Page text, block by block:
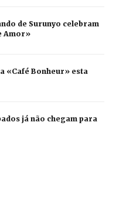
de Surunyo celebram
Amor»
«Café Bonheur» esta
já não chegam para